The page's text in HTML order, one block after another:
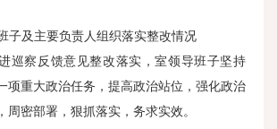
子及主要负责人组织落实整改情况
巡察反馈意见整改落实，室领导班子坚持
项重大政治任务，提高政治站位，强化政治
周密部署，狠抓落实，务求实效。